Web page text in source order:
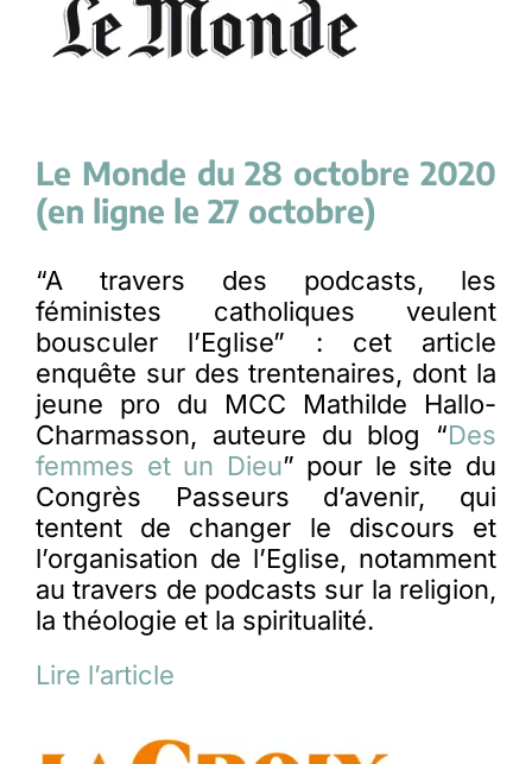
Le Monde du 28 octobre 2020
(en ligne le 27 octobre)
“A travers des podcasts, les
féministes catholiques veulent
bousculer l’Eglise” : cet article
enquête sur des trentenaires, dont la
jeune pro du MCC Mathilde Hallo-
Charmasson, auteure du blog “Des
femmes et un Dieu” pour le site du
Congrès Passeurs d’avenir, qui
tentent de changer le discours et
l’organisation de l’Eglise, notamment
au travers de podcasts sur la religion,
la théologie et la spiritualité.
Lire l’article